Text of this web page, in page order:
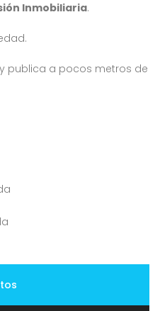
Inmobiliaria.
publica a pocos metros de